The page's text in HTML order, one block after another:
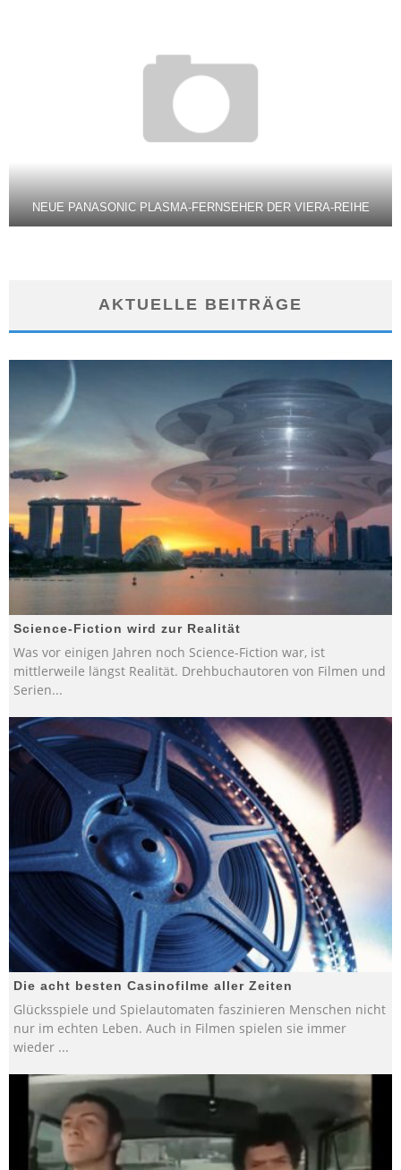
NEUE PANASONIC PLASMA-FERNSEHER DER VIERA-REIHE
AKTUELLE BEITRÄGE
Science-Fiction wird zur Realität
Was vor einigen Jahren noch Science-Fiction war, ist
mittlerweile längst Realität. Drehbuchautoren von Filmen und
Serien...
Die acht besten Casinofilme aller Zeiten
Glücksspiele und Spielautomaten faszinieren Menschen nicht
nur im echten Leben. Auch in Filmen spielen sie immer
wieder ...